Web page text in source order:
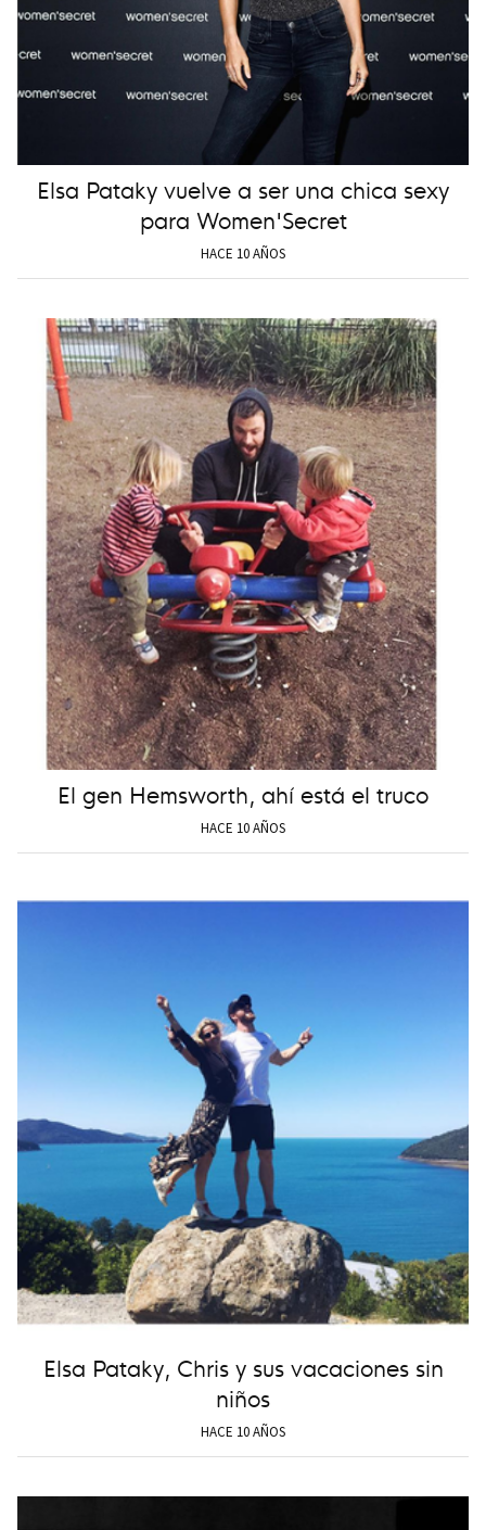
Elsa Pataky vuelve a ser una chica sexy
para Women'Secret
HACE 10 AÑOS
El gen Hemsworth, ahí está el truco
HACE 10 AÑOS
Elsa Pataky, Chris y sus vacaciones sin
niños
HACE 10 AÑOS